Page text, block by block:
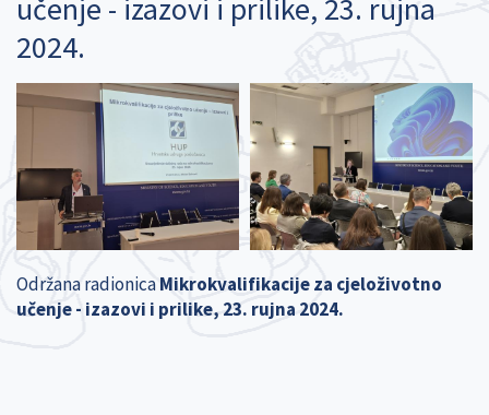
učenje - izazovi i prilike, 23. rujna
2024.
Održana radionicaMikrokvalifikacije za cjeloživotno
učenje - izazovi i prilike, 23. rujna 2024.